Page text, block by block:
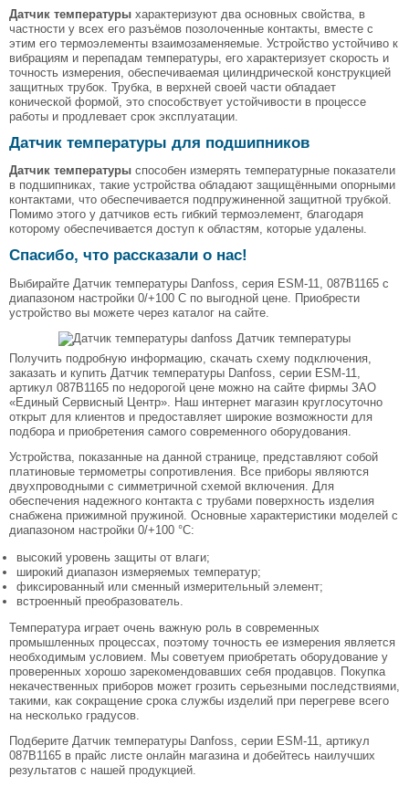
Датчик температуры характеризуют два основных свойства, в
частности у всех его разъёмов позолоченные контакты, вместе с
этим его термоэлементы взаимозаменяемые. Устройство устойчиво к
вибрациям и перепадам температуры, его характеризует скорость и
точность измерения, обеспечиваемая цилиндрической конструкцией
защитных трубок. Трубка, в верхней своей части обладает
конической формой, это способствует устойчивости в процессе
работы и продлевает срок эксплуатации.
Датчик температуры для подшипников
Датчик температуры способен измерять температурные показатели
в подшипниках, такие устройства обладают защищёнными опорными
контактами, что обеспечивается подпружиненной защитной трубкой.
Помимо этого у датчиков есть гибкий термоэлемент, благодаря
которому обеспечивается доступ к областям, которые удалены.
Спасибо, что рассказали о нас!
Выбирайте Датчик температуры Danfoss, серия ESM-11, 087B1165 с
диапазоном настройки 0/+100 С по выгодной цене. Приобрести
устройство вы можете через каталог на сайте.
Получить подробную информацию, скачать схему подключения,
заказать и купить Датчик температуры Danfoss, серии ESM-11,
артикул 087B1165 по недорогой цене можно на сайте фирмы ЗАО
«Единый Сервисный Центр». Наш интернет магазин круглосуточно
открыт для клиентов и предоставляет широкие возможности для
подбора и приобретения самого современного оборудования.
Устройства, показанные на данной странице, представляют собой
платиновые термометры сопротивления. Все приборы являются
двухпроводными с симметричной схемой включения. Для
обеспечения надежного контакта с трубами поверхность изделия
снабжена прижимной пружиной. Основные характеристики моделей с
диапазоном настройки 0/+100 °С:
высокий уровень защиты от влаги;
широкий диапазон измеряемых температур;
фиксированный или сменный измерительный элемент;
встроенный преобразователь.
Температура играет очень важную роль в современных
промышленных процессах, поэтому точность ее измерения является
необходимым условием. Мы советуем приобретать оборудование у
проверенных хорошо зарекомендовавших себя продавцов. Покупка
некачественных приборов может грозить серьезными последствиями,
такими, как сокращение срока службы изделий при перегреве всего
на несколько градусов.
Подберите Датчик температуры Danfoss, серии ESM-11, артикул
087B1165 в прайс листе онлайн магазина и добейтесь наилучших
результатов с нашей продукцией.